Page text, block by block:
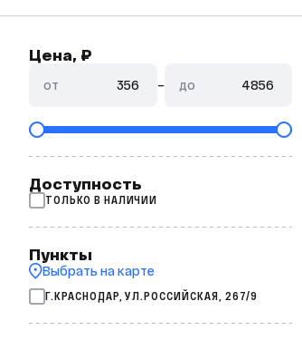
Цена, ₽
от – до
Доступность
ТОЛЬКО В НАЛИЧИИ
Пункты
Выбрать на карте
Г.КРАСНОДАР, УЛ.РОССИЙСКАЯ, 267/9